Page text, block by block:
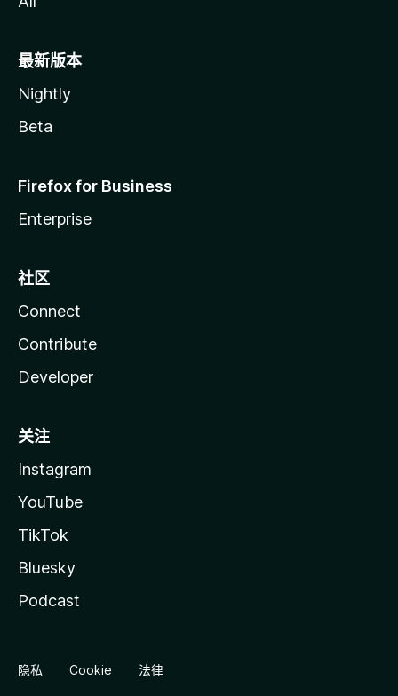
最新版本
Nightly
Beta
Firefox for Business
Enterprise
社区
Connect
Contribute
Developer
关注
Instagram
YouTube
TikTok
Bluesky
Podcast
隐私 Cookie 法律